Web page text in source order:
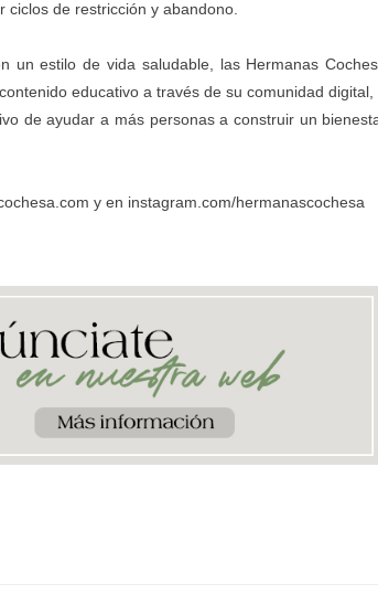
de restricción y abandono.
estilo de vida saludable, las Hermanas
educativo a través de su comunidad digital,
de ayudar a más personas a construir un
y en instagram.com/hermanascochesa